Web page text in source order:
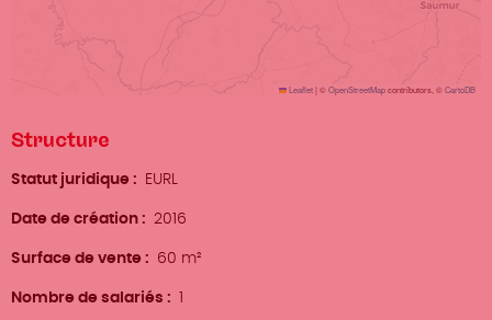
Leaflet| ©OpenStreetMapcontributors, ©CartoDB
Structure
Statut juridique EURL
Date de création 2016
Surface de vente 60 m²
Nombre de salariés